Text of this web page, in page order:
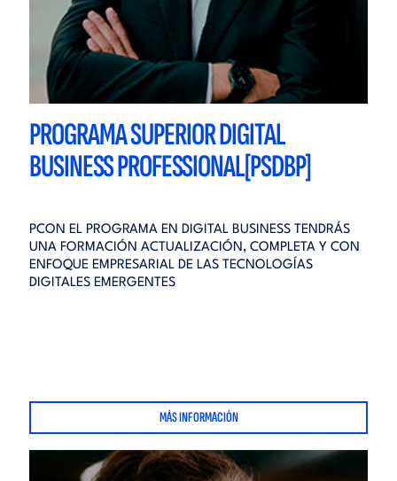
PROGRAMA SUPERIOR DIGITAL
BUSINESS PROFESSIONAL[PSDBP]
PCON EL PROGRAMA EN DIGITAL BUSINESS TENDRÁS
UNA FORMACIÓN ACTUALIZACIÓN, COMPLETA Y CON
ENFOQUE EMPRESARIAL DE LAS TECNOLOGÍAS
DIGITALES EMERGENTES
MÁS INFORMACIÓN